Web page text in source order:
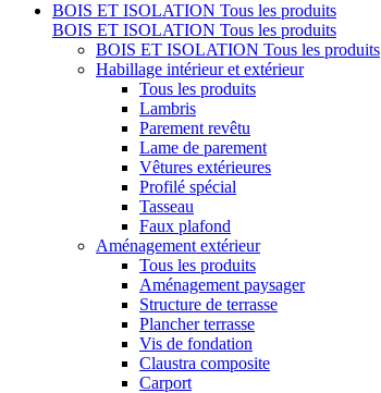
BOIS ET ISOLATION Tous les produits
BOIS ET ISOLATION Tous les produits
BOIS ET ISOLATION Tous les produits
Habillage intérieur et extérieur
Tous les produits
Lambris
Parement revêtu
Lame de parement
Vêtures extérieures
Profilé spécial
Tasseau
Faux plafond
Aménagement extérieur
Tous les produits
Aménagement paysager
Structure de terrasse
Plancher terrasse
Vis de fondation
Claustra composite
Carport